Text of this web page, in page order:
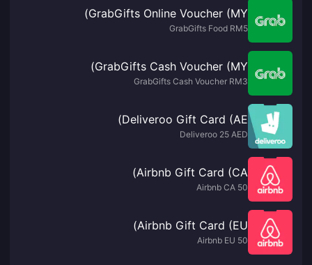
GrabGifts Online Voucher (MY)
GrabGifts Food RM5
GrabGifts Cash Voucher (MY)
GrabGifts Cash Voucher RM3
Deliveroo Gift Card (AE)
Deliveroo 25 AED
Airbnb Gift Card (CA)
Airbnb CA 50
Airbnb Gift Card (EU)
Airbnb EU 50